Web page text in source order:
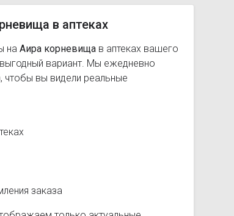
в аптеках
на Аира корневища в аптеках вашего
вариант. Мы ежедневно
чтобы вы видели реальные
заказа